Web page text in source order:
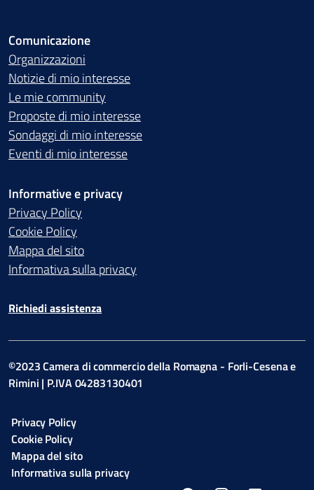
Comunicazione
Organizzazioni
Notizie di mio interesse
Le mie community
Proposte di mio interesse
Sondaggi di mio interesse
Eventi di mio interesse
Informative e privacy
Privacy Policy
Cookie Policy
Mappa del sito
Informativa sulla privacy
Richiedi assistenza
©2023 Camera di commercio della Romagna - Forli-Cesena e
Rimini | P.IVA 04283130401
Privacy Policy
Cookie Policy
Mappa del sito
Informativa sulla privacy